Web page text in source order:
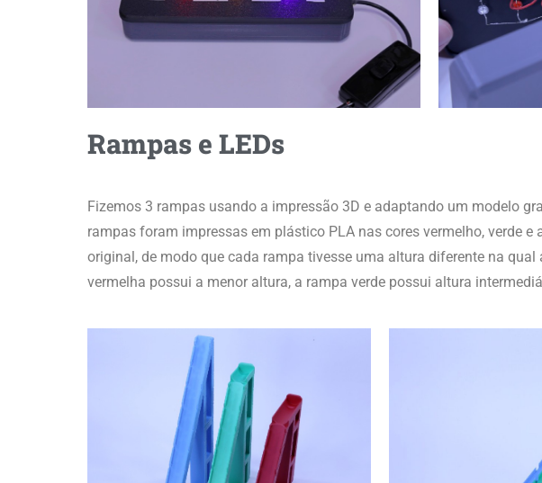
Rampas e LEDs
Fizemos 3 rampas usando a impressão 3D e adaptando um modelo
rampas foram impressas em plástico PLA nas cores vermelho, verde
original, de modo que cada rampa tivesse uma altura diferente na
vermelha possui a menor altura, a rampa verde possui altura